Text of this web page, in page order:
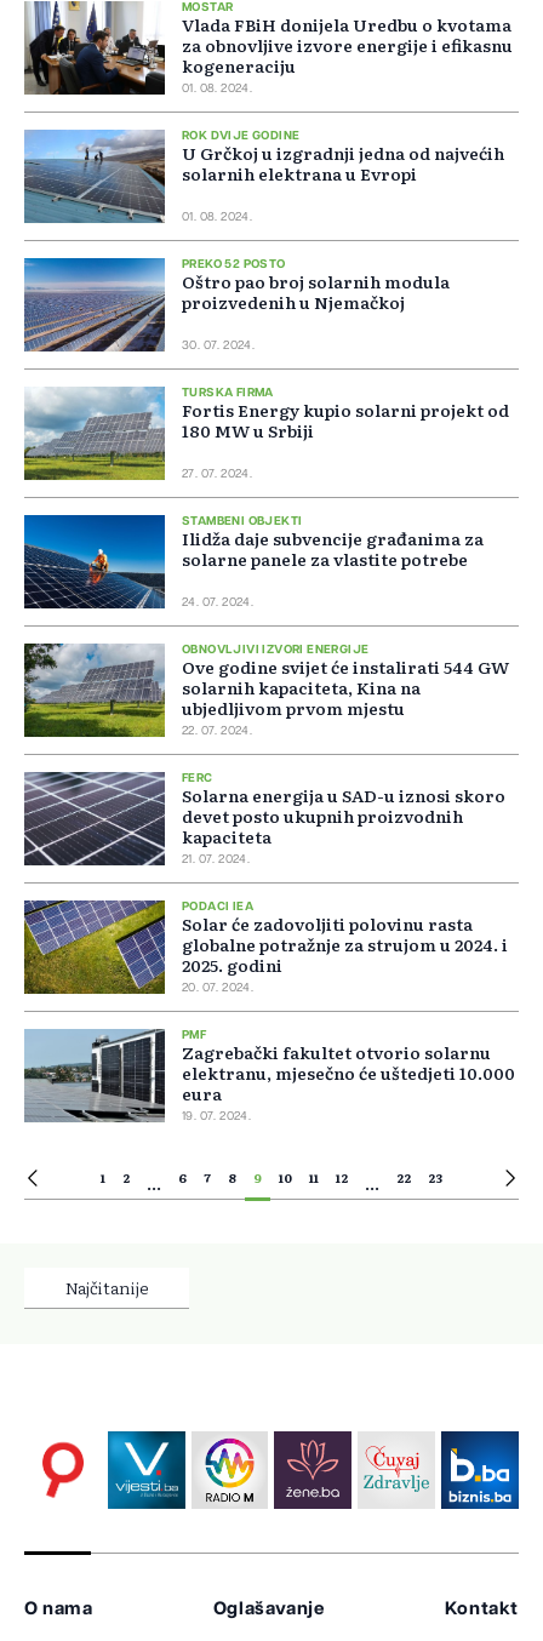
MOSTAR
Vlada FBiH donijela Uredbu o kvotama
za obnovljive izvore energije i efikasnu
kogeneraciju
01. 08. 2024.
ROK DVIJE GODINE
U Grčkoj u izgradnji jedna od najvećih
solarnih elektrana u Evropi
01. 08. 2024.
PREKO 52 POSTO
Oštro pao broj solarnih modula
proizvedenih u Njemačkoj
30. 07. 2024.
TURSKA FIRMA
Fortis Energy kupio solarni projekt od
180 MW u Srbiji
27. 07. 2024.
STAMBENI OBJEKTI
Ilidža daje subvencije građanima za
solarne panele za vlastite potrebe
24. 07. 2024.
OBNOVLJIVI IZVORI ENERGIJE
Ove godine svijet će instalirati 544 GW
solarnih kapaciteta, Kina na
ubjedljivom prvom mjestu
22. 07. 2024.
FERC
Solarna energija u SAD-u iznosi skoro
devet posto ukupnih proizvodnih
kapaciteta
21. 07. 2024.
PODACI IEA
Solar će zadovoljiti polovinu rasta
globalne potražnje za strujom u 2024. i
2025. godini
20. 07. 2024.
PMF
Zagrebački fakultet otvorio solarnu
elektranu, mjesečno će uštedjeti 10.000
eura
19. 07. 2024.
1 2 ... 6 7 8 9 10 11 12 ... 22 23
Najčitanije
O nama Oglašavanje Kontakt